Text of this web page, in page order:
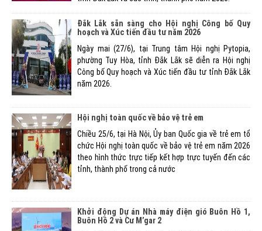
Đắk Lắk sẵn sàng cho Hội nghị Công bố Quy
hoạch và Xúc tiến đầu tư năm 2026
Ngày mai (27/6), tại Trung tâm Hội nghị Pytopia,
phường Tuy Hòa, tỉnh Đắk Lắk sẽ diễn ra Hội nghị
Công bố Quy hoạch và Xúc tiến đầu tư tỉnh Đắk Lắk
năm 2026.
Hội nghị toàn quốc về bảo vệ trẻ em
Chiều 25/6, tại Hà Nội, Ủy ban Quốc gia về trẻ em tổ
chức Hội nghị toàn quốc về bảo vệ trẻ em năm 2026
theo hình thức trực tiếp kết hợp trực tuyến đến các
tỉnh, thành phố trong cả nước
Khởi động Dự án Nhà máy điện gió Buôn Hồ 1,
Buôn Hồ 2 và Cư M’gar 2